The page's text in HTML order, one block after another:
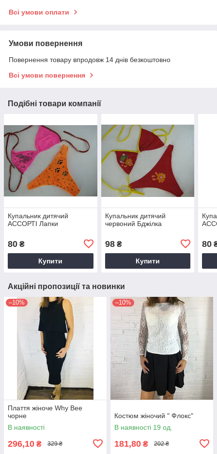
Всі умови оплати
Умови повернення
Повернення товару впродовж 14 днів безкоштовно
Всі умови повернення
Подібні товари компанії
Купальник дитячий
АССОРТІ Лапки
80 ₴
Купити
Купальник дитячий
червоний Бджілка
98₴
Купити
80
Акційні пропозиції та новинки
–10%
Плаття жіноче Why Bee
чорне
В наявності
296,10 ₴ 329 ₴
–10%
Костюм жіночий " Флокс"
В наявності 19 од.
181,80 ₴ 202 ₴